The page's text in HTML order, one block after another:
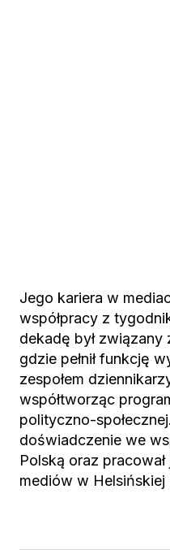
Jego kariera w
współpracy z
dekadę był związany
gdzie pełnił funkcję
zespołem
współtworząc
polityczno-
doświadczenie we
Polską oraz
mediów w Helsińskiej